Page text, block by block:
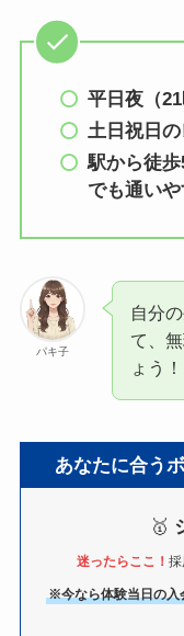
平日夜（
土日祝日
駅から徒
でも通いや
パキ子
自分
て、
ょう！
あなたに合う
🥇
迷ったらここ！
※今なら体験当日の入